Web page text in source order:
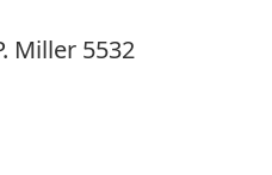
Miller 5532